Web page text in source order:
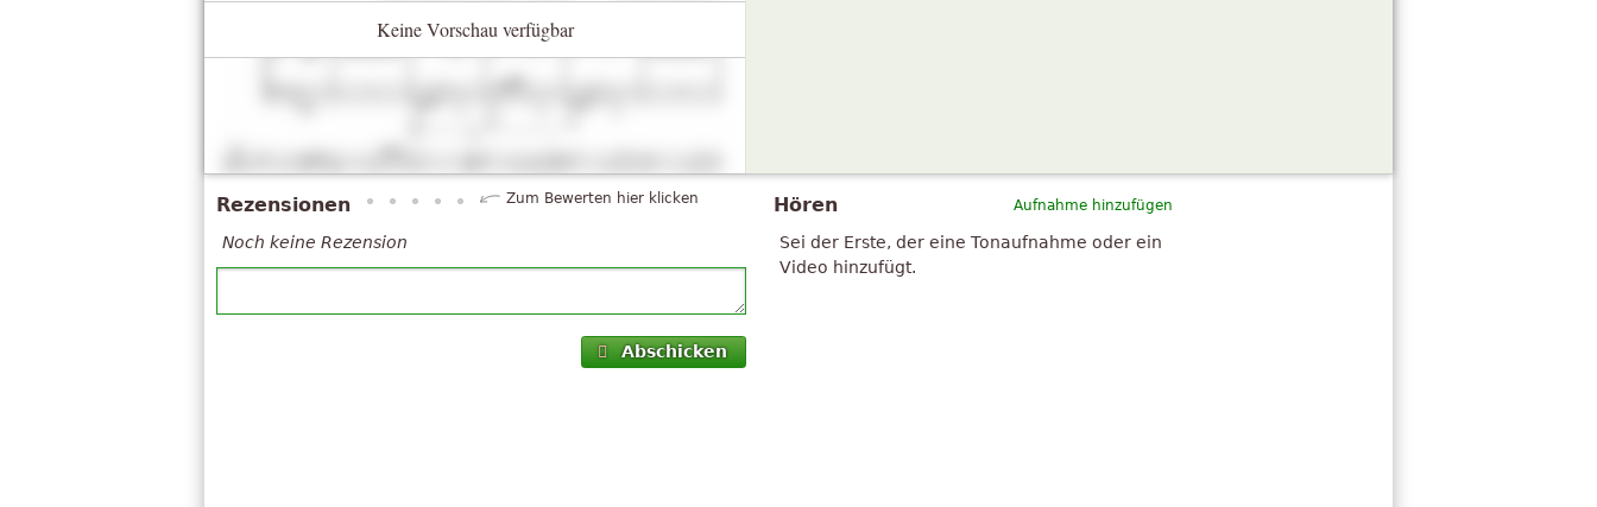
Keine Vorschau verfügbar
Aufnahme hinzufügen
Hören
Sei der Erste, der eine Tonaufnahme oder ein
Video hinzufügt.
Rezensionen Zum Bewerten hier klicken
Noch keine Rezension
Abschicken